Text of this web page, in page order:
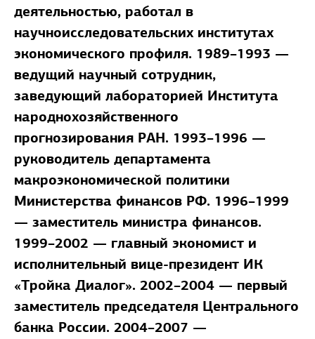
деятельностью, работал в
научноисследовательских институтах
экономического профиля. 1989–1993 —
ведущий научный сотрудник,
заведующий лабораторией Института
народнохозяйственного
прогнозирования РАН. 1993–1996 —
руководитель департамента
макроэкономической политики
Министерства финансов РФ. 1996–1999
— заместитель министра финансов.
1999–2002 — главный экономист и
исполнительный вице-президент ИК
«Тройка Диалог». 2002–2004 — первый
заместитель председателя Центрального
банка России. 2004–2007 —